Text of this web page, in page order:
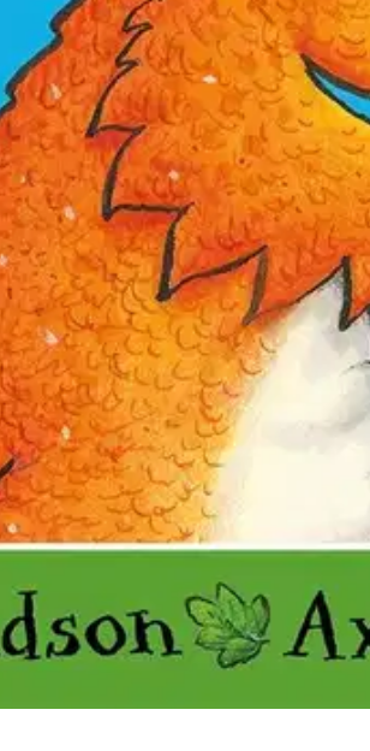
se kiven takana vai lentääkö se taivaalla?
anna palautetta.